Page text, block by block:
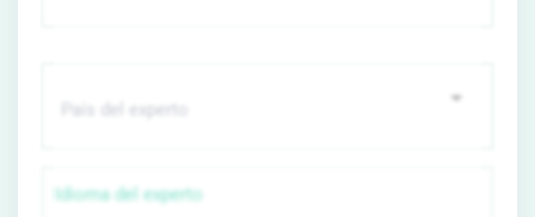
Idioma del experto